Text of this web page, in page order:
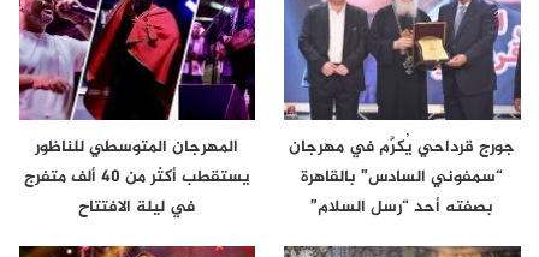
جورج قرداحي يُكرَّم في مهرجان
“سمفوني السادس” بالقاهرة
بصفته أحد “رسل السلام”
المهرجان المتوسطي للناظور
يستقطب أكثر من 40 ألف متفرج
في ليلة الافتتاح